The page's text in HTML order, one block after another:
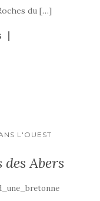
du […]
L'OUEST
Abers